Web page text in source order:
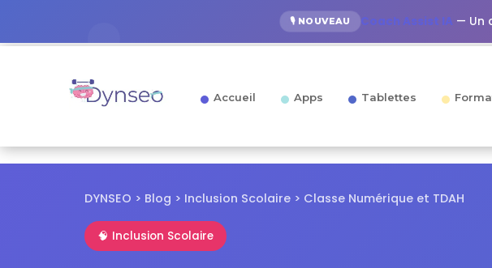
🎙️ NOUVEAU Coach Assist IA— Un
Accueil Apps Tablettes
DYNSEO > Blog > Inclusion Scolaire > Classe Numérique et TDAH
🧠 Inclusion Scolaire